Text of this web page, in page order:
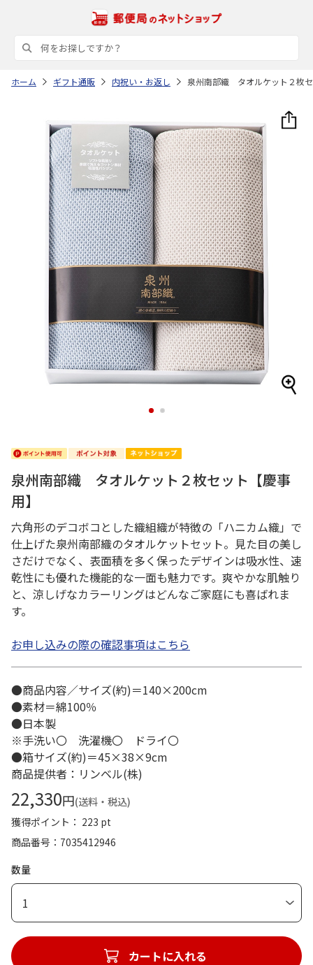
ホーム ギフト通販 内祝い・お返し 泉州南部織 タオルケット２枚
1 2
泉州南部織 タオルケット２枚セット【慶事
用】
六角形のデコボコとした織組織が特徴の「ハニカム織」で
仕上げた泉州南部織のタオルケットセット。見た目の美し
さだけでなく、表面積を多く保ったデザインは吸水性、速
乾性にも優れた機能的な一面も魅力です。爽やかな肌触り
と、涼しげなカラーリングはどんなご家庭にも喜ばれま
す。
お申し込みの際の確認事項はこちら
●商品内容／サイズ(約)＝140×200cm
●素材＝綿100％
●日本製
※手洗い〇 洗濯機〇 ドライ〇
●箱サイズ(約)＝45×38×9cm
商品提供者：リンベル(株)
22,330円(送料・税込)
獲得ポイント： 223 pt
商品番号
7035412946
数量
1
カートに入れる